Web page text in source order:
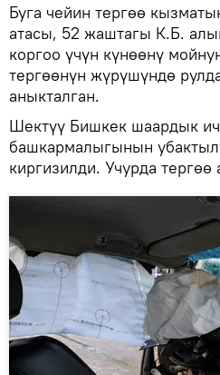
Буга чейин тергөө
атасы, 52 жаштагы К.Б.
коргоо үчүн күнөөнү
тергөөнүн жүрүшүндө
аныкталган.
Шектүү Бишкек шаардык
башкармалыгынын
киргизилди. Учурда